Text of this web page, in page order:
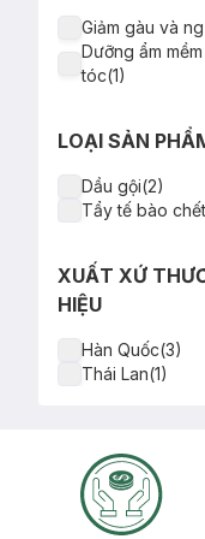
Giảm gàu và
Dưỡng ẩm
tóc(1)
LOẠI SẢN
Dầu gội(2)
Tẩy tế bào
XUẤT XỨ
HIỆU
Hàn Quốc(3)
Thái Lan(1)